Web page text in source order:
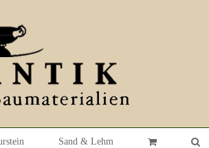
Sand & Lehm